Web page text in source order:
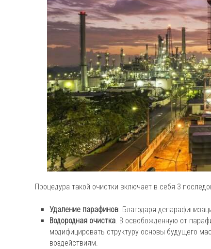
Процедура такой очистки включает в себя 3
Удаление парафинов. Благодаря
Водородная очистка. В освобожденную от
модифицировать структуру основы будущего
воздействиям.